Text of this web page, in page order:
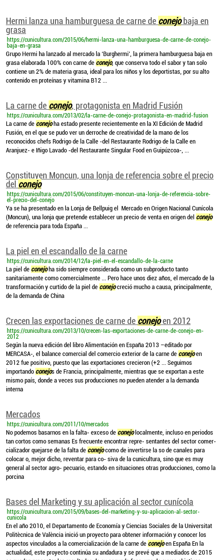
Hermi lanza una hamburguesa de carne de conejobaja en
grasa
https://cunicultura.com/2015/06/hermi-lanza-una-hamburguesa-de-carne-de-conejo-
baja-en-grasa
Grupo Hermi ha lanzado al mercado la ‘Burghermi’, la primera hamburguesa baja en
grasa elaborada 100% con carne de conejo, que conserva todo el sabor y tan solo
contiene un 2% de materia grasa, ideal para los niños y los deportistas, por su alto
contenido en proteínas y vitamina B12 ...
La carne de conejo, protagonista en Madrid Fusión
https://cunicultura.com/2013/02/la-carne-de-conejo-protagonista-en-madrid-fusion
La carne de conejoha estado presente recientemente en la XI Edición de Madrid
Fusión, en el que se pudo ver un derroche de creatividad de la mano de los
reconocidos chefs Rodrigo de la Calle -del Restaurante Rodrigo de la Calle en
Aranjuez- e Iñigo Lavado -del Restaurante Singular Food en Guipúzcoa-, ...
Constituyen Moncun, una lonja de referencia sobre el precio
del conejo
https://cunicultura.com/2015/06/constituyen-moncun-una-lonja-de-referencia-sobre-
el-precio-del-conejo
Ya se ha presentado en la Lonja de Bellpuig el Mercado en Origen Nacional Cunícola
(Moncun), una lonja que pretende establecer un precio de venta en origen del conejo
de referencia para toda España ...
La piel en el escandallo de la carne
https://cunicultura.com/2014/12/la-piel-en-el-escandallo-de-la-carne
La piel de conejoha sido siempre considerada como un subproducto tanto
sanitariamente como comercialmente ... Pero hace unos diez años, el mercado de la
transformación y curtido de la piel de conejocreció mucho a causa, principalmente,
de la demanda de China
Crecen las exportaciones de carne de conejoen 2012
https://cunicultura.com/2013/10/crecen-las-exportaciones-de-carne-de-conejo-en-
2012
Según la nueva edición del libro Alimentación en España 2013 –editado por
MERCASA-, el balance comercial del comercio exterior de la carne de conejoen
2012 fue positivo, puesto que las exportaciones crecieron (+2 ... Seguimos
importando conejos de Francia, principalmente, mientras que se exportan a este
mismo país, donde a veces sus producciones no pueden atender a la demanda
interna
Mercados
https://cunicultura.com/2011/10/mercados
No podemos basarnos en la falta- exceso de conejolocalmente, incluso en periodos
tan cortos como semanas Es frecuente encontrar repre- sentantes del sector comer-
cializador quejarse de la falta de conejocomo de invertirse la so de canales para
colocar o, mejor dicho, reventar para co- siva de la cunicultura, sino que es muy
general al sector agro- pecuario, estando en situaciones otras producciones, como la
porcina
Bases del Marketing y su aplicación al sector cunícola
https://cunicultura.com/2015/09/bases-del-marketing-y-su-aplicacion-al-sector-
cunicola
En el año 2010, el Departamento de Economía y Ciencias Sociales de la Universitat
Politècnica de València inició un proyecto para obtener información y conocer los
aspectos vinculados a la comercialización de la carne de conejoen España En la
actualidad, este proyecto continúa su andadura y se prevé que a mediados de 2015